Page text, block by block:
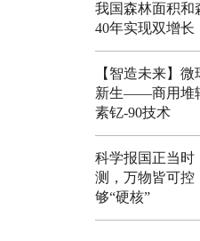
我国森林面积和
40年实现双增长
【智造未来】
新生——商用堆
素钇-90技术
科学报国正当时
测，万物皆可控
够“硬核”